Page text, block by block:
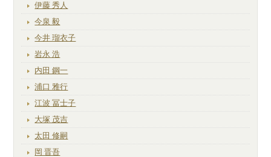
伊藤 秀人
今泉 毅
今井 瑠衣子
岩永 浩
内田 鋼一
浦口 雅行
江波 冨士子
大塚 茂吉
太田 修嗣
岡 晋吾